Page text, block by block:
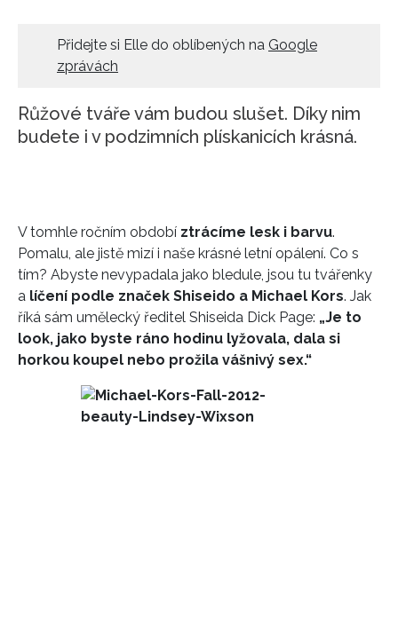
Přidejte si Elle do oblíbených na Google
zprávách
Růžové tváře vám budou slušet. Díky nim
budete i v podzimních plískanicích krásná.
V tomhle ročním období ztrácíme lesk i barvu.
Pomalu, ale jistě mizí i naše krásné letní opálení. Co s
tím? Abyste nevypadala jako bledule, jsou tu tvářenky
a líčení podle značek Shiseido a Michael Kors. Jak
říká sám umělecký ředitel Shiseida Dick Page: „Je to
look, jako byste ráno hodinu lyžovala, dala si
horkou koupel nebo prožila vášnivý sex.“